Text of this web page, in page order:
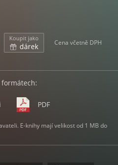
Koupit jako
dárek Cena včetně DPH
PDF
E-knihy mají velikost od 1 MB do